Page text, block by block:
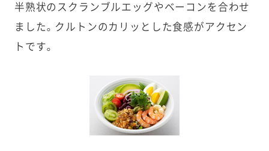
半熟状のスクランブルエッグやベーコンを合わせ
ました。クルトンのカリッとした食感がアクセン
トです。